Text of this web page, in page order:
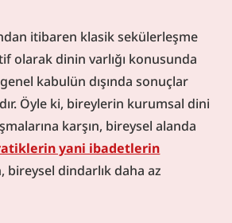
itibaren klasik sekülerleşme
olarak dinin varlığı konusunda
kabulün dışında sonuçlar
Öyle ki, bireylerin kurumsal dini
karşın, bireysel alanda
yani ibadetlerin
bireysel dindarlık daha az